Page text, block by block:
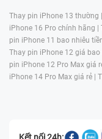
Thay pin iPhone 13 thường |
iPhone 16 Pro chính hãng |
pin iPhone 11 bao nhiêu
Thay pin iPhone 12 giá bao
pin iPhone 12 Pro Max giá
iPhone 14 Pro Max giá rẻ |